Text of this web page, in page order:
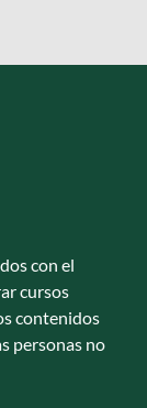
con el
cursos
contenidos
personas no